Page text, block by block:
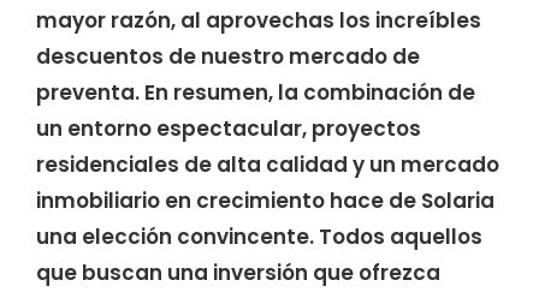
mayor razón, al aprovechas los increíbles
descuentos de nuestro mercado de
preventa. En resumen, la combinación de
un entorno espectacular, proyectos
residenciales de alta calidad y un mercado
inmobiliario en crecimiento hace de Solaria
una elección convincente. Todos aquellos
que buscan una inversión que ofrezca